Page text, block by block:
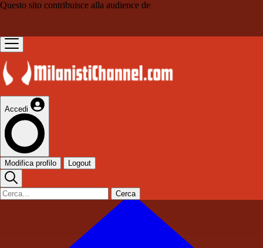
Questo sito contribuisce alla audience de
Accedi
Modifica profilo Logout
Cerca